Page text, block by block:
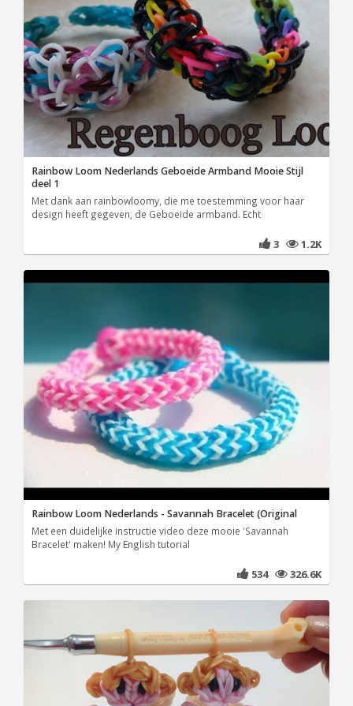
Rainbow Loom Nederlands Geboeide Armband Mooie Stijl
deel 1
Met dank aan rainbowloomy, die me toestemming voor haar
design heeft gegeven, de Geboeide armband. Echt
3 1.2K
Rainbow Loom Nederlands - Savannah Bracelet (Original
Met een duidelijke instructie video deze mooie 'Savannah
Bracelet' maken! My English tutorial
534 326.6K